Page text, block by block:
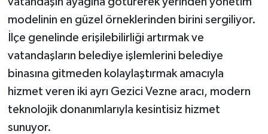
modelinin en güzel örneklerinden birini sergiliyor.
İlçe genelinde erişilebilirliği artırmak ve
vatandaşların belediye işlemlerini belediye
binasına gitmeden kolaylaştırmak amacıyla
hizmet veren iki ayrı Gezici Vezne aracı, modern
teknolojik donanımlarıyla kesintisiz hizmet
sunuyor.